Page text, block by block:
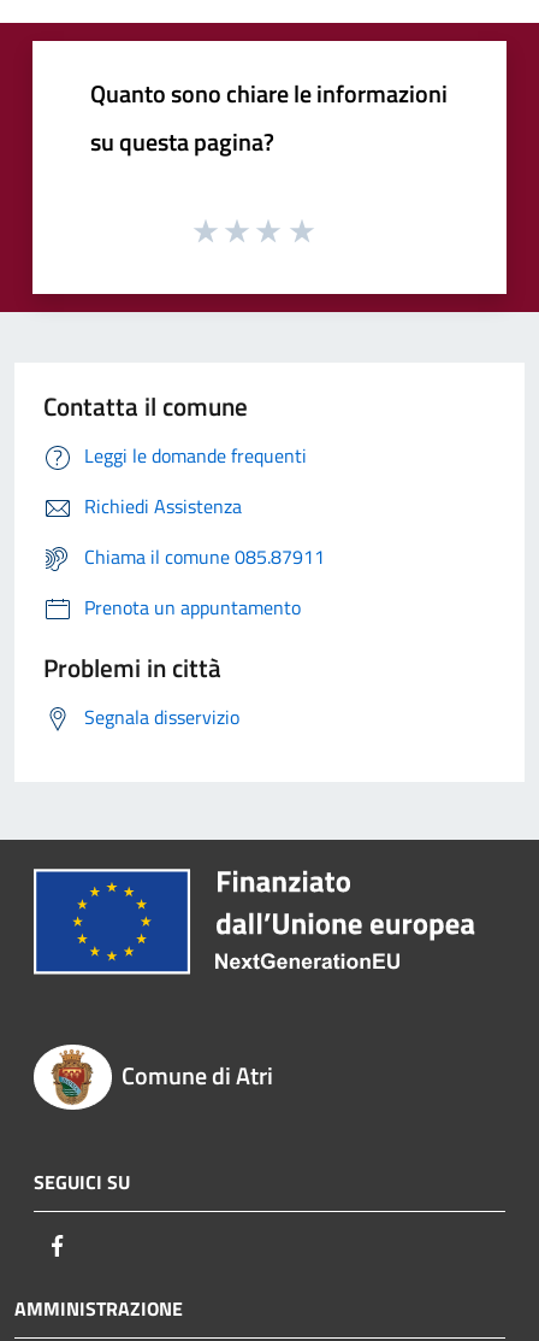
Quanto sono chiare le informazioni
su questa pagina?
Contatta il comune
Leggi le domande frequenti
Richiedi Assistenza
Chiama il comune 085.87911
Prenota un appuntamento
Problemi in città
Segnala disservizio
Comune di Atri
SEGUICI SU
AMMINISTRAZIONE